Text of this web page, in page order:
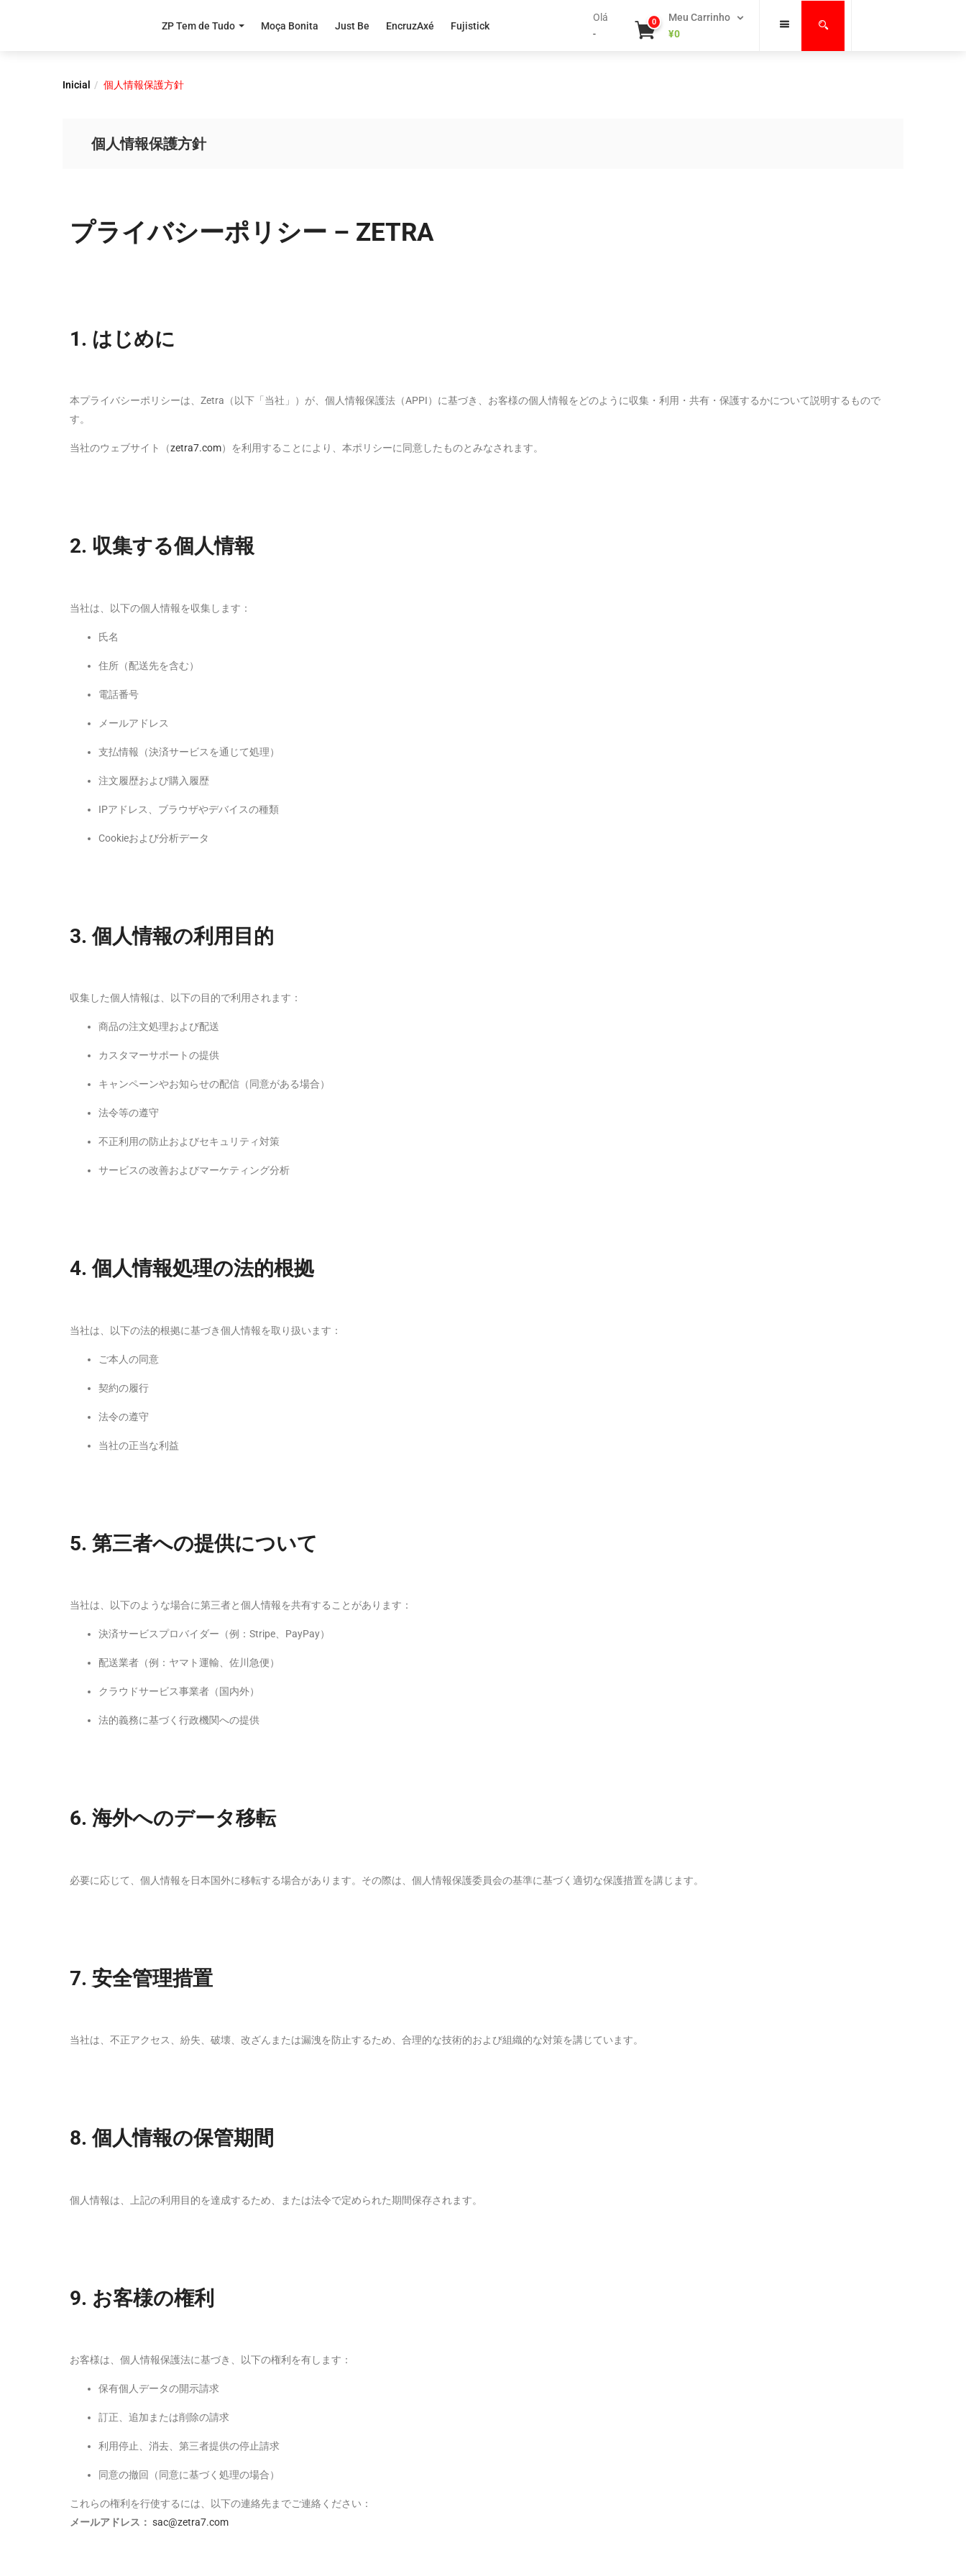
ZP Tem de Tudo Moça Bonita Just Be EncruzAxé Fujistick
Olá
-
Meu Carrinho
0
¥0
Inicial 個人情報保護方針
個人情報保護方針
プライバシーポリシー – ZETRA
1. はじめに
本プライバシーポリシーは、Zetra（以下「当社」）が、個人情報保護法（APPI）に基づき、お客様の個人情報をどのように収集・利用・共有・保護するかについて説明するもので
す。
当社のウェブサイト（zetra7.com）を利用することにより、本ポリシーに同意したものとみなされます。
2. 収集する個人情報
当社は、以下の個人情報を収集します：
氏名
住所（配送先を含む）
電話番号
メールアドレス
支払情報（決済サービスを通じて処理）
注文履歴および購入履歴
IPアドレス、ブラウザやデバイスの種類
Cookieおよび分析データ
3.個人情報の利用目的
収集した個人情報は、以下の目的で利用されます：
商品の注文処理および配送
カスタマーサポートの提供
キャンペーンやお知らせの配信（同意がある場合）
法令等の遵守
不正利用の防止およびセキュリティ対策
サービスの改善およびマーケティング分析
4.個人情報処理の法的根拠
当社は、以下の法的根拠に基づき個人情報を取り扱います：
ご本人の同意
契約の履行
法令の遵守
当社の正当な利益
5. 第三者への提供について
当社は、以下のような場合に第三者と個人情報を共有することがあります：
決済サービスプロバイダー（例：Stripe、PayPay）
配送業者（例：ヤマト運輸、佐川急便）
クラウドサービス事業者（国内外）
法的義務に基づく行政機関への提供
6. 海外へのデータ移転
必要に応じて、個人情報を日本国外に移転する場合があります。その際は、個人情報保護委員会の基準に基づく適切な保護措置を講じます。
7. 安全管理措置
当社は、不正アクセス、紛失、破壊、改ざんまたは漏洩を防止するため、合理的な技術的および組織的な対策を講じています。
8.個人情報の保管期間
個人情報は、上記の利用目的を達成するため、または法令で定められた期間保存されます。
9. お客様の権利
お客様は、個人情報保護法に基づき、以下の権利を有します：
保有個人データの開示請求
訂正、追加または削除の請求
利用停止、消去、第三者提供の停止請求
同意の撤回（同意に基づく処理の場合）
これらの権利を行使するには、以下の連絡先までご連絡ください：
メールアドレス： sac@zetra7.com